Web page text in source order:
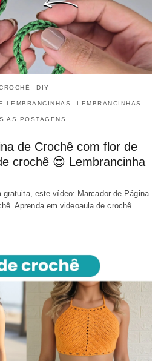
DIY
LEMBRANCINHAS LEMBRANCINHAS
AS POSTAGENS
de Crochê com flor de
crochê 😍 Lembrancinha
gratuita, este vídeo: Marcador de Página
Aprenda em videoaula de crochê